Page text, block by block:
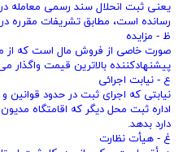
یعنی ثبت انحلال سند رسمی معامله
رسانده است، مطابق تشریفات مقرره
ظ - مزایده
صورت خاصی از فروش مال است که از
پیشنهادکننده بالاترین قیمت واگذار
ع - نیابت اجرائی
نیابتی که اجرای ثبت در حدود قوانین
اداره ثبت محل دیگر که اقامتگاه مدیون
دارد بدهد.
غ - هیأت نظارت